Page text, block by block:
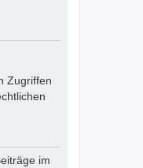
Zugriffen
im